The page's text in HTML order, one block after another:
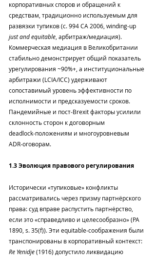
корпоративных споров и обращений к
средствам, традиционно используемым для
развязки тупиков (с. 994 CA 2006, winding‑up
just and equitable, арбитраж/медиация).
Коммерческая медиация в Великобритании
стабильно демонстрирует общий показатель
урегулирования ~90%+, а институциональные
арбитражи (LCIA/ICC) удерживают
сопоставимый уровень эффективности по
исполнимости и предсказуемости сроков.
Пандемийные и пост‑Brexit факторы усилили
склонность сторон к договорным
deadlock‑положениям и многоуровневым
ADR‑оговорам.
1.3 Эволюция правового регулирования
Исторически «тупиковые» конфликты
рассматривались через призму партнёрского
права: суд вправе распустить партнёрство,
если это «справедливо и целесообразно» (PA
1890, s. 35(f)). Эти equitable‑соображения были
транспонированы в корпоративный контекст:
Re Yenidje (1916) допустило ликвидацию